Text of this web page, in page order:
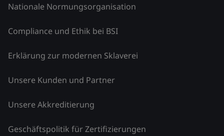
Nationale Normungsorganisation
Compliance und Ethik bei BSI
Erklärung zur modernen Sklaverei
Unsere Kunden und Partner
Unsere Akkreditierung
Geschäftspolitik für Zertifizierungen